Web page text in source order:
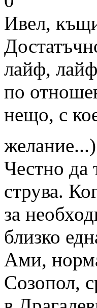
Ивел,
лайф,
по
нещо, с
желание...)
Честно да
струва.
за
близко
Ами,
Созопол,